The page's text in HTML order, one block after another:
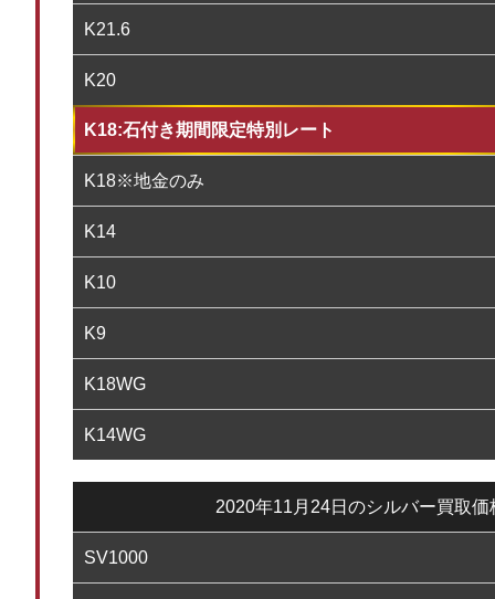
K21.6
K20
K18:石付き期間限定特別レート
K18※地金のみ
K14
K10
K9
K18WG
K14WG
2020年11月24日のシルバー買取価
SV1000